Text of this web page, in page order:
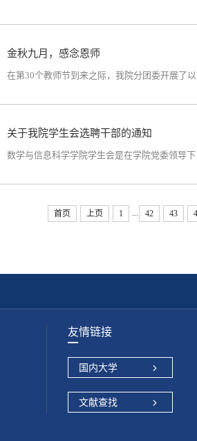
金秋九月，感念恩师
关于我院学生会选聘干部的通知
首页 上页 1 42 43
友情链接
国内大学
文献查找